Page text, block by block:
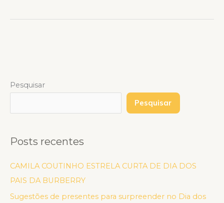
Pesquisar
Pesquisar
Posts recentes
CAMILA COUTINHO ESTRELA CURTA DE DIA DOS
PAIS DA BURBERRY
Sugestões de presentes para surpreender no Dia dos